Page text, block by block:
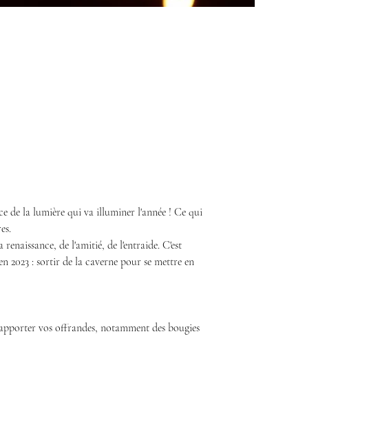
de la lumière qui va illuminer l'année ! Ce qui
de l'amitié, de l'entraide. C'est
2023 : sortir de la caverne pour se mettre en
vos offrandes, notamment des bougies